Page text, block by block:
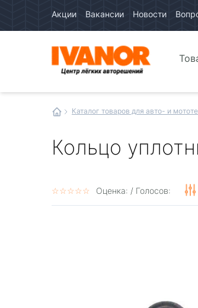
Акции Вакансии Новости
интернет
Каталог товаров для авто- и
Кольцо
☆☆☆☆☆
★★★★★ Оценка: / Голосов: